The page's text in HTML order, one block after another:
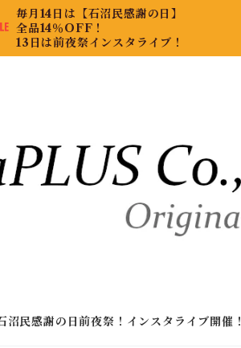
毎月14日は【石沼民感謝の日】
全品14％OFF！
13日は前夜祭インスタライブ！
沼民感謝の日前夜祭！インスタライブ開催！